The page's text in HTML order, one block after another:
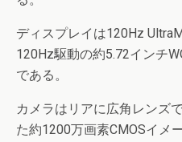
ディスプレイは120Hz
120Hz駆動の約5.72インチ
である。
カメラはリアに広角レンズ
た約1200万画素CMOSイメ